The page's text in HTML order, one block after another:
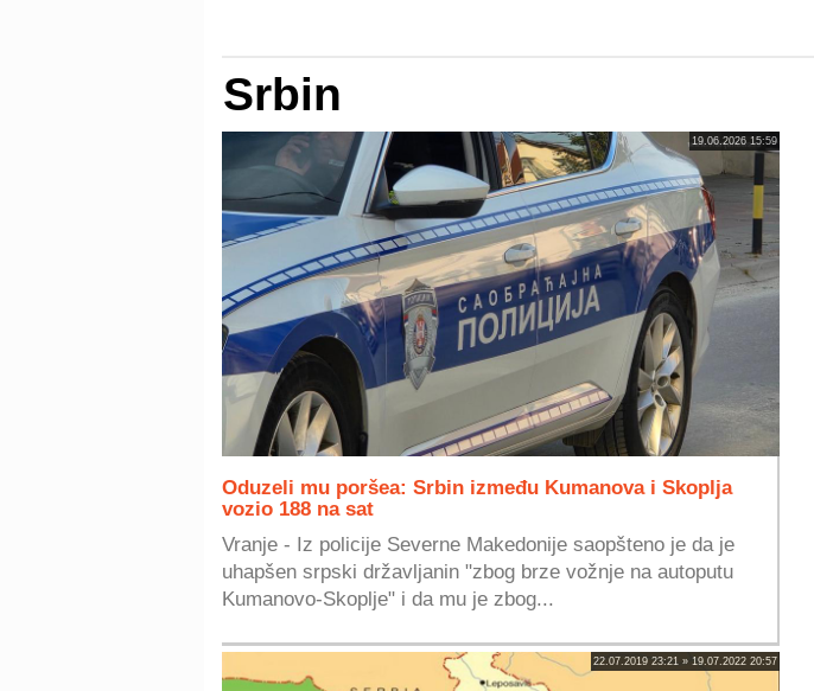
Srbin
19.06.2026 15:59
Oduzeli mu poršea: Srbin između Kumanova i Skoplja
vozio 188 na sat
Vranje - Iz policije Severne Makedonije saopšteno je da je
uhapšen srpski državljanin "zbog brze vožnje na autoputu
Kumanovo-Skoplje" i da mu je zbog...
22.07.2019 23:21 » 19.07.2022 20:57